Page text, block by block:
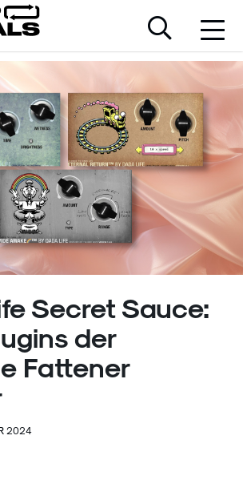
Secret Sauce:
der
Fattener
2024